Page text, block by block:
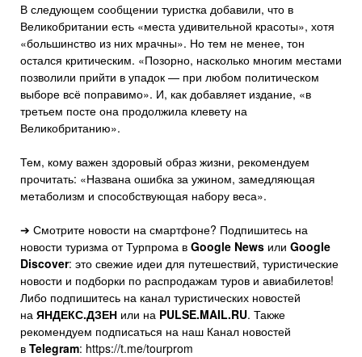
В следующем сообщении туристка добавили, что в
Великобритании есть «места удивительной красоты», хотя
«большинство из них мрачны». Но тем не менее, тон
остался критическим. «Позорно, насколько многим местами
позволили прийти в упадок — при любом политическом
выборе всё поправимо». И, как добавляет издание, «в
третьем посте она продолжила клевету на
Великобританию».
Тем, кому важен здоровый образ жизни, рекомендуем
прочитать: «Названа ошибка за ужином, замедляющая
метаболизм и способствующая набору веса».
➔ Смотрите новости на смартфоне? Подпишитесь на
новости туризма от Турпрома в Google News или Google
Discover: это свежие идеи для путешествий, туристические
новости и подборки по распродажам туров и авиабилетов!
Либо подпишитесь на канал туристических новостей
на ЯНДЕКС.ДЗЕН или на PULSE.MAIL.RU. Также
рекомендуем подписаться на наш Канал новостей
в Telegram: https://t.me/tourprom